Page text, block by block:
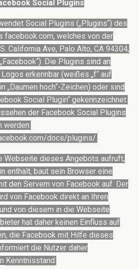
Social Plugins
Social Plugins („Plugins“) des
facebook.com, welches von der
California Ave, Palo Alto, CA 94304,
Die Plugins sind an
erkennbar (weißes „f“ auf
„Daumen hoch“-Zeichen) oder sind
Social Plugin“ gekennzeichnet.
der Facebook Social Plugins
werden:
docs/plugins/.
Webseite dieses Angebots aufruft,
enthält, baut sein Browser eine
den Servern von Facebook auf. Der
von Facebook direkt an Ihren
von diesem in die Webseite
hat daher keinen Einfluss auf
die Facebook mit Hilfe dieses
die Nutzer daher
Kenntnisstand: